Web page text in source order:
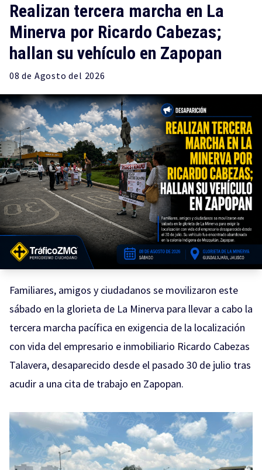
Realizan tercera marcha en La
Minerva por Ricardo Cabezas;
hallan su vehículo en Zapopan
08 de Agosto del 2026
Familiares, amigos y ciudadanos se movilizaron este
sábado en la glorieta de La Minerva para llevar a cabo la
tercera marcha pacífica en exigencia de la localización
con vida del empresario e inmobiliario Ricardo Cabezas
Talavera, desaparecido desde el pasado 30 de julio tras
acudir a una cita de trabajo en Zapopan.